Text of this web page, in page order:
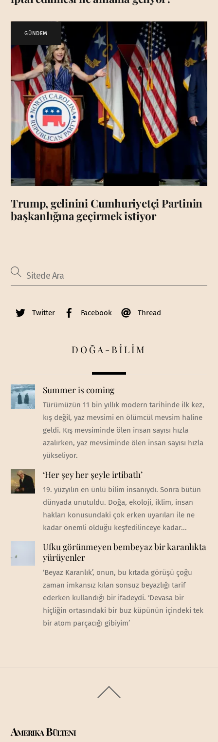
GÜNDEM
Trump, gelinini Cumhuriyetçi Partinin
başkanlığına geçirmek istiyor
Twitter Facebook Thread
DOĞA-BİLİM
Summer is coming
Türümüzün 11 bin yıllık modern tarihinde ilk kez,
kış değil, yaz mevsimi en ölümcül mevsim haline
geldi. Kış mevsiminde ölen insan sayısı hızla
azalırken, yaz mevsiminde ölen insan sayısı hızla
yükseliyor.
‘Her şey her şeyle irtibatlı’
19. yüzyılın en ünlü bilim insanıydı. Sonra bütün
dünyada unutuldu. Doğa, ekoloji, iklim, insan
hakları konusundaki çok erken uyarıları ile ne
kadar önemli olduğu keşfedilinceye kadar...
Ufku görünmeyen bembeyaz bir karanlıkta
yürüyenler
‘Beyaz Karanlık’, onun, bu kıtada görüşü çoğu
zaman imkansız kılan sonsuz beyazlığı tarif
ederken kullandığı bir ifadeydi. ‘Devasa bir
hiçliğin ortasındaki bir buz küpünün içindeki tek
bir atom parçacığı gibiyim’
To
Amerika Bülteni